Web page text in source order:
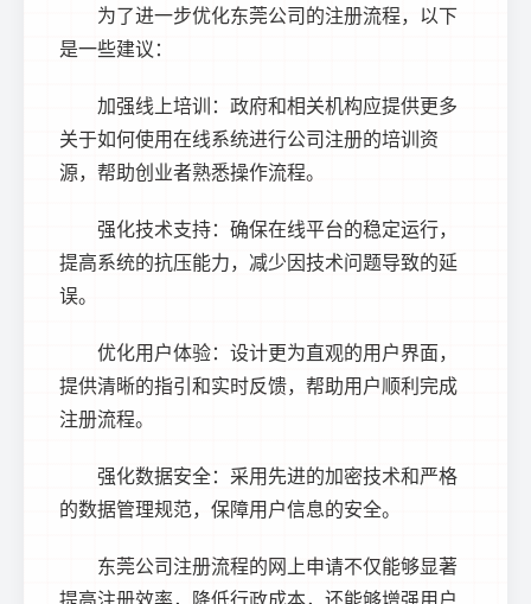
为了进一步优化东莞公司的注册流程，以下
是一些建议：
加强线上培训：政府和相关机构应提供更多
关于如何使用在线系统进行公司注册的培训资
源，帮助创业者熟悉操作流程。
强化技术支持：确保在线平台的稳定运行，
提高系统的抗压能力，减少因技术问题导致的延
误。
优化用户体验：设计更为直观的用户界面，
提供清晰的指引和实时反馈，帮助用户顺利完成
注册流程。
强化数据安全：采用先进的加密技术和严格
的数据管理规范，保障用户信息的安全。
东莞公司注册流程的网上申请不仅能够显著